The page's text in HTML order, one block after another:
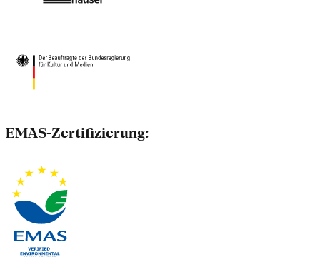
EMAS-Zertifizierung: